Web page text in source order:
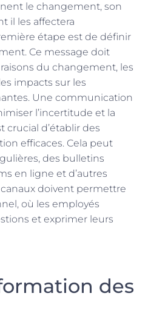
le changement, son
il les affectera
étape est de définir
Ce message doit
du changement, les
impacts sur les
Une communication
l’incertitude et la
crucial d’établir des
efficaces. Cela peut
des bulletins
en ligne et d’autres
doivent permettre
où les employés
et exprimer leurs
des